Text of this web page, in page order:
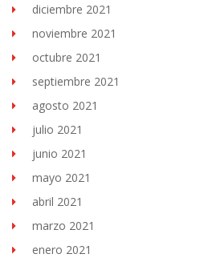
diciembre 2021
noviembre 2021
octubre 2021
septiembre 2021
agosto 2021
julio 2021
junio 2021
mayo 2021
abril 2021
marzo 2021
enero 2021